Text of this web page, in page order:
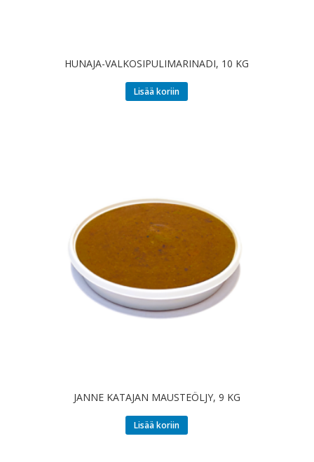
HUNAJA-VALKOSIPULIMARINADI, 10 KG
Lisää koriin
JANNE KATAJAN MAUSTEÖLJY, 9 KG
Lisää koriin